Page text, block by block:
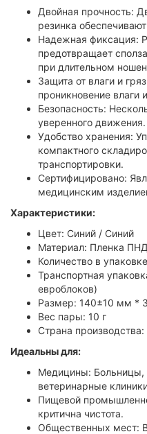
Двойная прочность:
резинка
Надежная фиксация:
предотвращает
при длительном
Защита от влаги и
проникновение влаги
Безопасность:
уверенного движения.
Удобство хранения:
компактного
транспортировки.
Сертифицировано:
медицинским
Характеристики:
Цвет: Синий / Синий
Материал: Пленка ПНД
Количество в
Транспортная
евроблоков)
Размер: 140±10 мм *
Вес пары: 10 г
Страна производства:
Идеальны для:
Медицины: Больницы,
ветеринарные
Пищевой
критична чистота.
Общественных мест: